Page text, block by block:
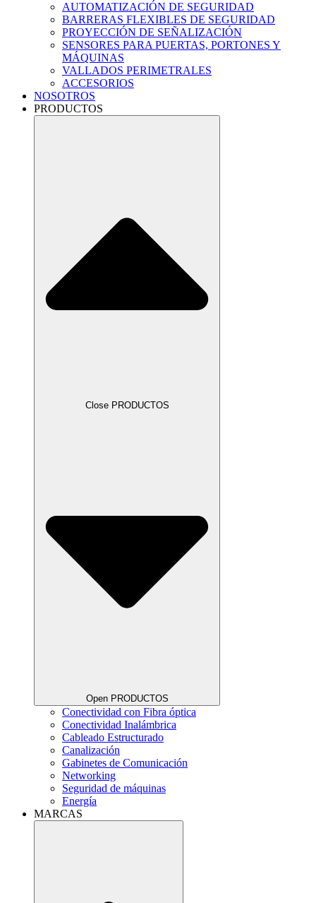
AUTOMATIZACIÓN DE SEGURIDAD
BARRERAS FLEXIBLES DE SEGURIDAD
PROYECCIÓN DE SEÑALIZACIÓN
SENSORES PARA PUERTAS, PORTONES Y
MÁQUINAS
VALLADOS PERIMETRALES
ACCESORIOS
NOSOTROS
PRODUCTOS
Close PRODUCTOS
Open PRODUCTOS
Conectividad con Fibra óptica
Conectividad Inalámbrica
Cableado Estructurado
Canalización
Gabinetes de Comunicación
Networking
Seguridad de máquinas
Energía
MARCAS